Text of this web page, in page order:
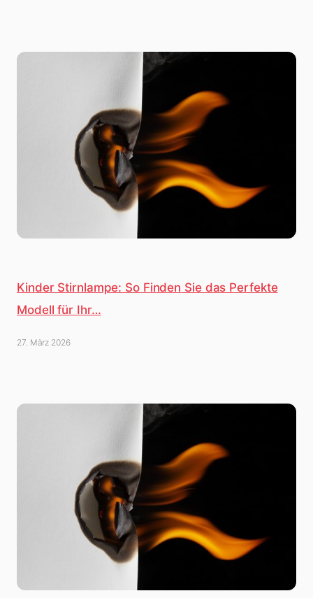
Kinder Stirnlampe: So Finden Sie das Perfekte
Modell für Ihr…
27. März 2026